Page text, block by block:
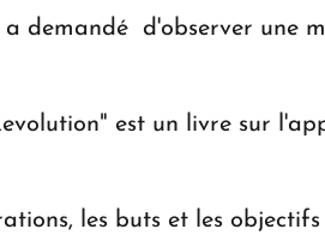
demandé d'observer une
est un livre sur
les buts et les